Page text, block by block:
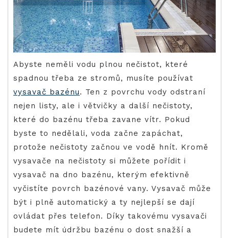
Abyste neměli vodu plnou nečistot, které
spadnou třeba ze stromů, musíte používat
vysavač bazénu. Ten z povrchu vody odstraní
nejen listy, ale i větvičky a další nečistoty,
které do bazénu třeba zavane vítr. Pokud
byste to nedělali, voda začne zapáchat,
protože nečistoty začnou ve vodě hnít. Kromě
vysavače na nečistoty si můžete pořídit i
vysavač na dno bazénu, kterým efektivně
vyčistíte povrch bazénové vany. Vysavač může
být i plně automatický a ty nejlepší se dají
ovládat přes telefon. Díky takovému vysavači
budete mít údržbu bazénu o dost snažší a